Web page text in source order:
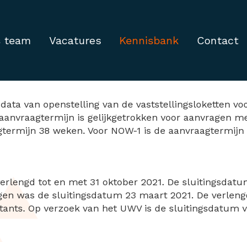
team Vacatures Kennisbank Contact
van openstelling van de vaststellingsloketten
is gelijkgetrokken voor aanvragen
38 weken. Voor NOW-1 is de
tot en met 31 oktober 2021. De
was de sluitingsdatum 23 maart 2021. De
Op verzoek van het UWV is de sluitingsdatum